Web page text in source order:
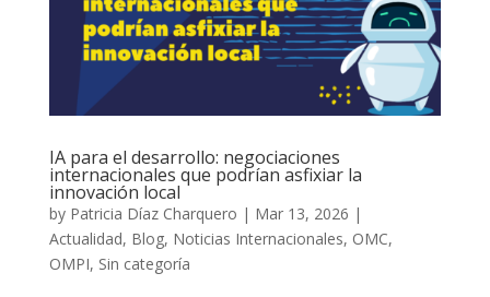
IA para el desarrollo: negociaciones
internacionales que podrían asfixiar la
innovación local
by Patricia Díaz Charquero | Mar 13, 2026 |
Actualidad, Blog, Noticias Internacionales, OMC,
OMPI, Sin categoría